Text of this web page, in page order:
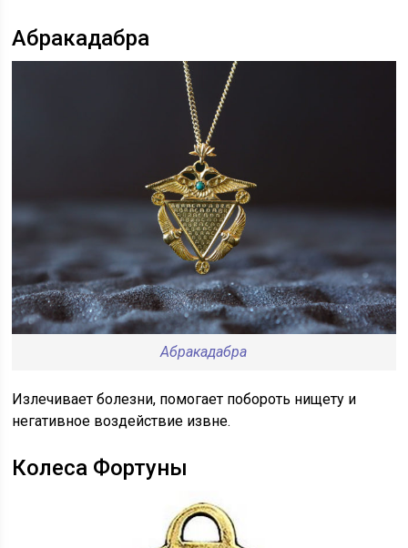
Абракадабра
Абракадабра
Излечивает болезни, помогает побороть нищету и
негативное воздействие извне.
Колеса Фортуны